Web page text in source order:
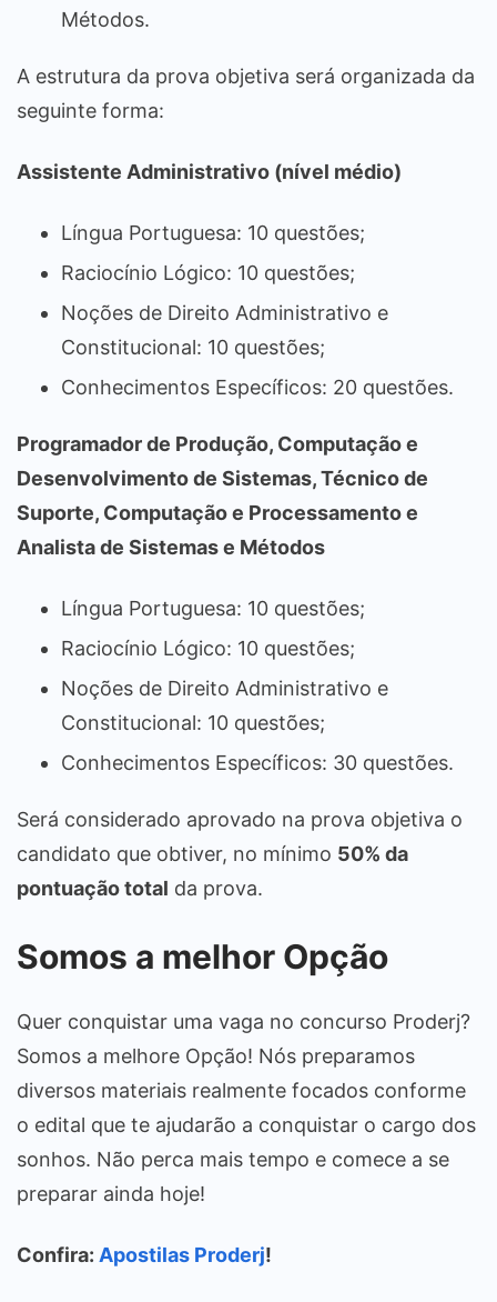
Métodos.
A estrutura da prova objetiva será organizada da
seguinte forma:
Assistente Administrativo (nível médio)
Língua Portuguesa: 10 questões;
Raciocínio Lógico: 10 questões;
Noções de Direito Administrativo e
Constitucional: 10 questões;
Conhecimentos Específicos: 20 questões.
Programador de Produção, Computação e
Desenvolvimento de Sistemas, Técnico de
Suporte, Computação e Processamento e
Analista de Sistemas e Métodos
Língua Portuguesa: 10 questões;
Raciocínio Lógico: 10 questões;
Noções de Direito Administrativo e
Constitucional: 10 questões;
Conhecimentos Específicos: 30 questões.
Será considerado aprovado na prova objetiva o
candidato que obtiver, no mínimo 50% da
pontuação total da prova.
Somos a melhor Opção
Quer conquistar uma vaga no concurso Proderj?
Somos a melhore Opção! Nós preparamos
diversos materiais realmente focados conforme
o edital que te ajudarão a conquistar o cargo dos
sonhos. Não perca mais tempo e comece a se
preparar ainda hoje!
Confira: Apostilas Proderj!